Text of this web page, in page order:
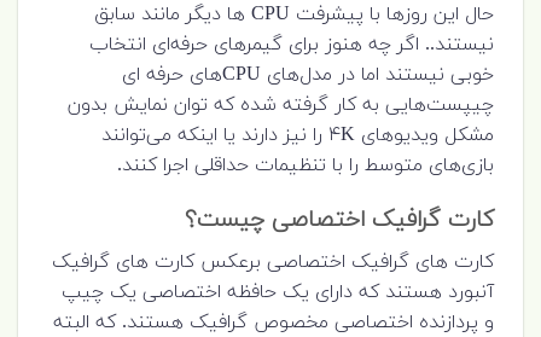
حال این روزها با پیشرفت CPU ها دیگر مانند سابق
نیستند.. اگر چه هنوز برای گیمرهای حرفه‌ای انتخاب
خوبی نیستند اما در مدل‌های CPUهای حرفه ای
چیپست‌هایی به کار گرفته شده که توان نمایش بدون
مشکل ویدیوهای ۴K را نیز دارند یا اینکه می‌توانند
بازی‌های متوسط را با تنظیمات حداقلی اجرا کنند.
کارت گرافیک اختصاصی چیست؟
کارت های گرافیک اختصاصی برعکس کارت های گرافیک
آنبورد هستند که دارای یک حافظه اختصاصی یک چیپ
و پردازنده اختصاصی مخصوص گرافیک هستند. که البته